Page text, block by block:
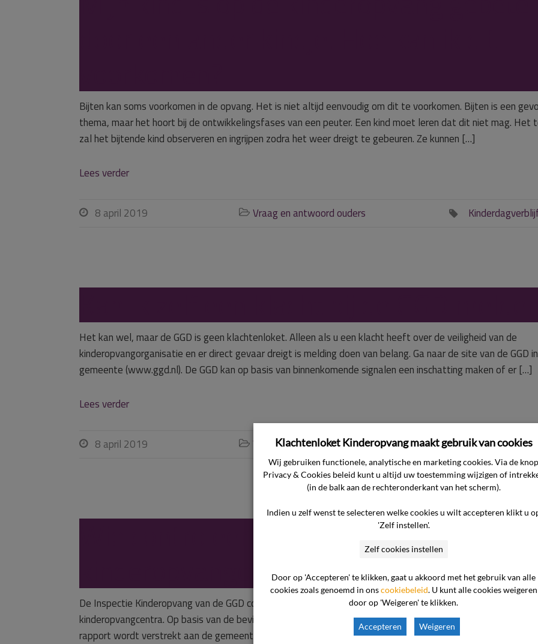
Bijten kan soms voorkomen in de opvang. Het is niet altijd eenvoudig om dit te voorkomen. Bijten is een
thema, maar het hoort bij de ontwikkelingsfases van een peuter. Een kind moet leren dat dit niet mag. Het
zal het bijtende kind observeren en ingrijpen zodra het weer dreigt te gebeuren. Ze kunnen […]
Lees verder
 8 april 2019  Vraag en antwoord ouders 
Het kan wel, maar de GGD is geen klachtenloket. Alleen als u een klacht heeft over de veiligheid van de
kinderopvangorganisatie en er direct gevaar dreigt is melding doen van belang. Ga naar de site van de GGD
gemeente (www.ggd.nl). De GGD kan op basis van binnenkomende signalen een inschatting maken of er […]
Lees verder
 8 april 2019  Vraag en antwoord ouders Kinderdagverblijf

Wie controleert er op de veiligheid bij de
kinderopvangorganisatie?
De Inspectie Kinderopvang van de GGD controleert op verzoek van de gemeente de veiligheid bij de
kinderopvangcentra. Op basis van de bevindingen van de inspecteur van de GGD wordt een rapport
rapport wordt verstrekt aan de gemeente, die zo nodig kan handhaven.
Klachtenloket Kinderopvang maakt gebruik van cookies
Wij gebruiken functionele, analytische en marketing cookies. Via de knop
Privacy & Cookies beleid kunt u altijd uw toestemming wijzigen of
(in de balk aan de rechteronderkant van het scherm).
Indien u zelf wenst te selecteren welke cookies u wilt accepteren klikt u
'Zelf instellen'.
Zelf cookies instellen
Door op 'Accepteren' te klikken, gaat u akkoord met het gebruik van alle
cookies zoals genoemd in onscookiebeleid. U kunt alle cookies weigeren
door op 'Weigeren' te klikken.
Accepteren Weigeren